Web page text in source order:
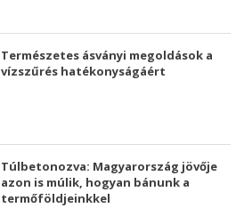
Természetes ásványi megoldások a
vízszűrés hatékonyságáért
Túlbetonozva: Magyarország jövője
azon is múlik, hogyan bánunk a
termőföldjeinkkel